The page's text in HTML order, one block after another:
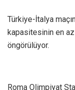
Türkiye-İtalya
kapasitesinin en az
öngörülüyor.
Roma Olimpiyat